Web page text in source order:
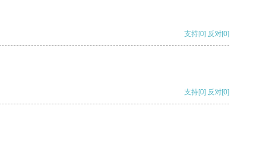
支持[0] 反对[0]
支持[0] 反对[0]